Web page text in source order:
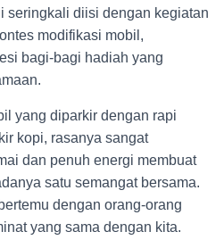
seringkali diisi dengan kegiatan
modifikasi mobil,
bagi-bagi hadiah yang
yang diparkir dengan rapi
kopi, rasanya sangat
dan penuh energi membuat
satu semangat bersama.
dengan orang-orang
yang sama dengan kita.